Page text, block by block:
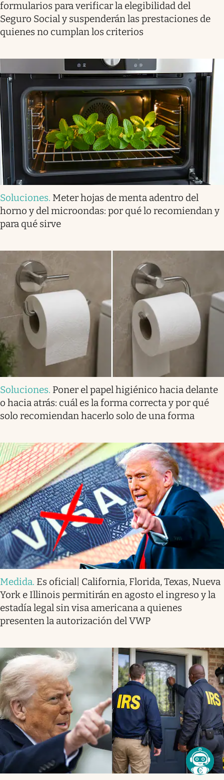
formularios para verificar la elegibilidad del
Seguro Social y suspenderán las prestaciones de
quienes no cumplan los criterios
Soluciones. Meter hojas de menta adentro del
horno y del microondas: por qué lo recomiendan y
para qué sirve
Soluciones. Poner el papel higiénico hacia delante
o hacia atrás: cuál es la forma correcta y por qué
solo recomiendan hacerlo solo de una forma
Medida. Es oficial| California, Florida, Texas, Nueva
York e Illinois permitirán en agosto el ingreso y la
estadía legal sin visa americana a quienes
presenten la autorización del VWP